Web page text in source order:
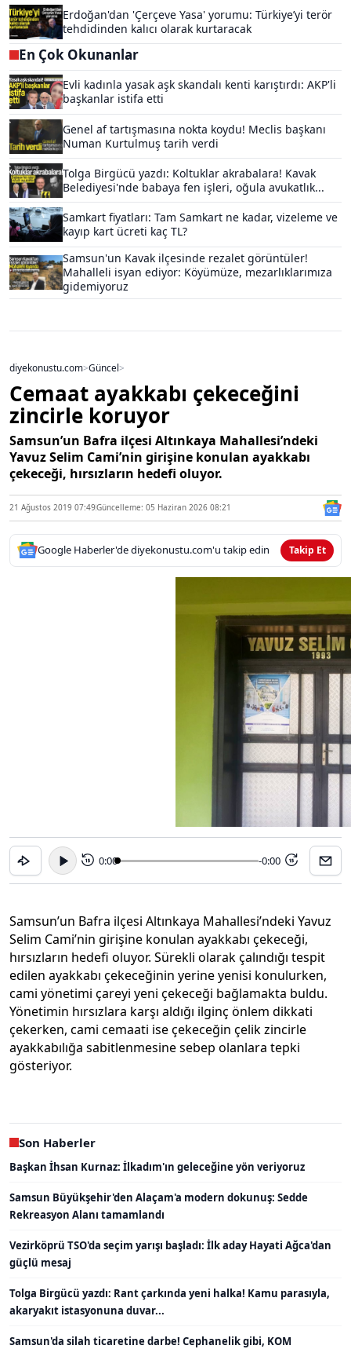
Erdoğan'dan 'Çerçeve Yasa' yorumu: Türkiye’yi terör
tehdidinden kalıcı olarak kurtaracak
En Çok Okunanlar
Evli kadınla yasak aşk skandalı kenti karıştırdı: AKP'li
başkanlar istifa etti
Genel af tartışmasına nokta koydu! Meclis başkanı
Numan Kurtulmuş tarih verdi
Tolga Birgücü yazdı: Koltuklar akrabalara! Kavak
Belediyesi'nde babaya fen işleri, oğula avukatlık...
Samkart fiyatları: Tam Samkart ne kadar, vizeleme ve
kayıp kart ücreti kaç TL?
Samsun'un Kavak ilçesinde rezalet görüntüler!
Mahalleli isyan ediyor: Köyümüze, mezarlıklarımıza
gidemiyoruz
diyekonustu.com>Güncel>
Cemaat ayakkabı çekeceğini
zincirle koruyor
Samsun’un Bafra ilçesi Altınkaya Mahallesi’ndeki
Yavuz Selim Cami’nin girişine konulan ayakkabı
çekeceği, hırsızların hedefi oluyor.
21 Ağustos 2019 07:49Güncelleme: 05 Haziran 2026 08:21
Google Haberler'de diyekonustu.com'u takip edin Takip Et
15 0:00 -0:00 15
Samsun’un Bafra ilçesi Altınkaya Mahallesi’ndeki Yavuz
Selim Cami’nin girişine konulan ayakkabı çekeceği,
hırsızların hedefi oluyor. Sürekli olarak çalındığı tespit
edilen ayakkabı çekeceğinin yerine yenisi konulurken,
cami yönetimi çareyi yeni çekeceği bağlamakta buldu.
Yönetimin hırsızlara karşı aldığı ilginç önlem dikkati
çekerken, cami cemaati ise çekeceğin çelik zincirle
ayakkabılığa sabitlenmesine sebep olanlara tepki
gösteriyor.
Son Haberler
Başkan İhsan Kurnaz: İlkadım'ın geleceğine yön veriyoruz
Samsun Büyükşehir'den Alaçam'a modern dokunuş: Sedde
Rekreasyon Alanı tamamlandı
Vezirköprü TSO'da seçim yarışı başladı: İlk aday Hayati Ağca'dan
güçlü mesaj
Tolga Birgücü yazdı: Rant çarkında yeni halka! Kamu parasıyla,
akaryakıt istasyonuna duvar...
Samsun'da silah ticaretine darbe! Cephanelik gibi, KOM